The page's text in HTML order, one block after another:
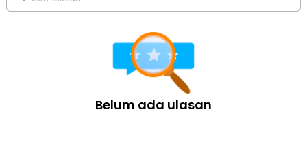
Belum ada ulasan